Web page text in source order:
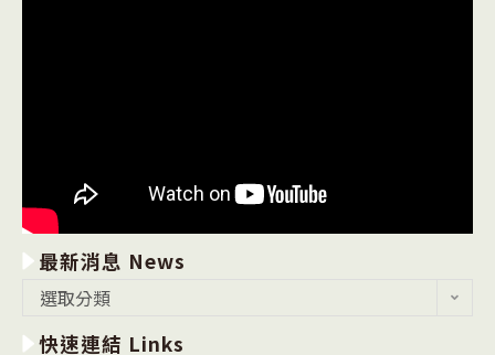
最新消息 News
消
選取分類
快速連結 Links